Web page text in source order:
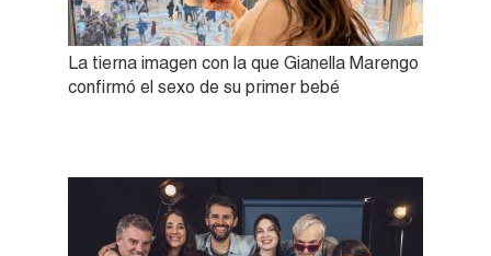
La tierna imagen con la que Gianella Marengo
confirmó el sexo de su primer bebé